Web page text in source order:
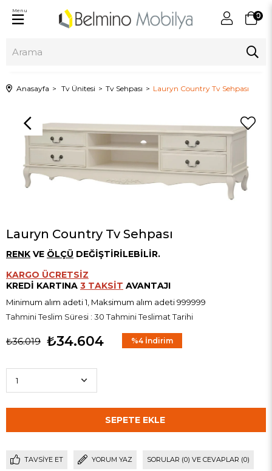
0
Menu
Anasayfa Tv Ünitesi Tv Sehpası Lauryn Country Tv Sehpası
Lauryn Country Tv Sehpası
RENK VE ÖLÇÜ DEĞİŞTİRİLEBİLİR.
KARGO ÜCRETSİZ
KREDİ KARTINA 3 TAKSİT AVANTAJI
Minimum alım adeti 1, Maksimum alım adeti 999999
Tahmini Teslim Süresi : 30 Tahmini Teslimat Tarihi
₺36.019 ₺34.604 %4 İndirim
TAVSIYE ET YORUM YAZ SORULAR (0) VE CEVAPLAR (0)